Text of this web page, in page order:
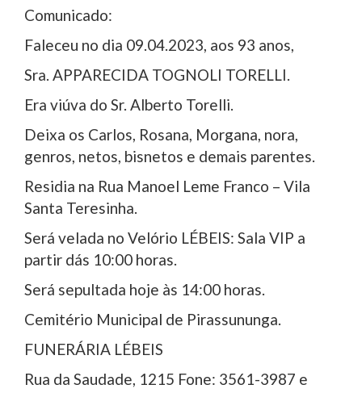
Comunicado:
Faleceu no dia 09.04.2023, aos 93 anos,
Sra. APPARECIDA TOGNOLI TORELLI.
Era viúva do Sr. Alberto Torelli.
Deixa os Carlos, Rosana, Morgana, nora,
genros, netos, bisnetos e demais parentes.
Residia na Rua Manoel Leme Franco – Vila
Santa Teresinha.
Será velada no Velório LÉBEIS: Sala VIP a
partir dás 10:00 horas.
Será sepultada hoje às 14:00 horas.
Cemitério Municipal de Pirassununga.
FUNERÁRIA LÉBEIS
Rua da Saudade, 1215 Fone: 3561-3987 e